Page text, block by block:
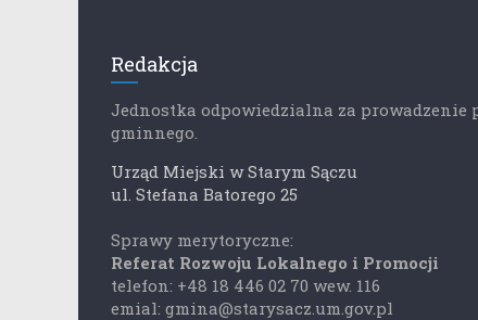
Redakcja
Jednostka odpowiedzialna za prowadzenie
gminnego.
Urząd Miejski w Starym Sączu
ul. Stefana Batorego 25
Sprawy merytoryczne:
Referat Rozwoju Lokalnego i Promocji
telefon: +48 18 446 02 70 wew. 116
emial: gmina@starysacz.um.gov.pl